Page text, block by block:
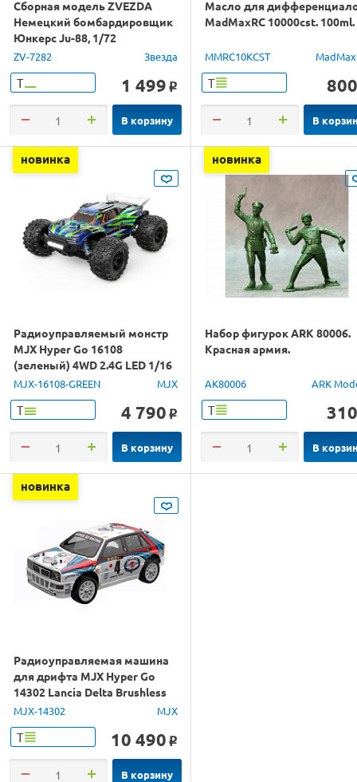
Сборная модель ZVEZDA
Немецкий бомбардировщик
Юнкерс Ju-88, 1/72
ZV-7282 Звезда
Т 1 499 o
В корзину
Масло для
MadMaxRC 10000cst. 100ml.
MMRC10KCST
Т 800
В
новинка
Радиоуправляемый монстр
MJX Hyper Go 16108
(зеленый) 4WD 2.4G LED 1/16
RTR
MJX-16108-GREEN MJX
Т 4 790 o
В корзину
новинка
Набор фигурок ARK 80006.
Красная армия.
AK80006 ARK
Т 310
В
новинка
Радиоуправляемая машина
для дрифта MJX Hyper Go
14302 Lancia Delta Brushless
4WD 2.4G LED 1/14 RTR
MJX-14302 MJX
Т 10 490 o
В корзину